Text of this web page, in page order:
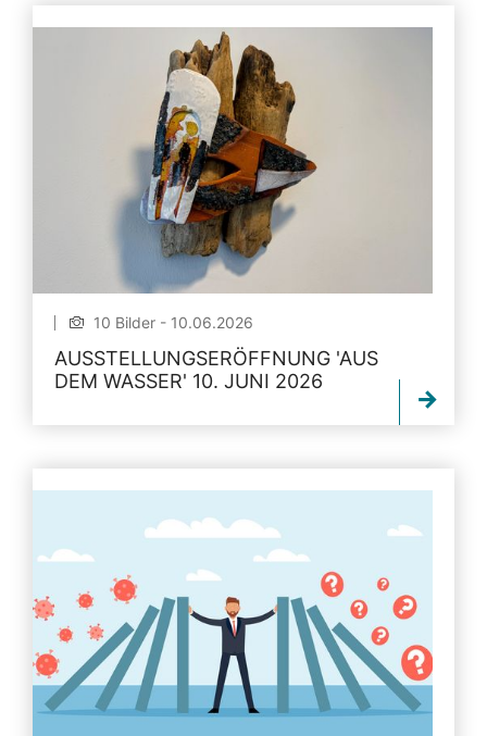
10 Bilder - 10.06.2026
AUSSTELLUNGSERÖFFNUNG 'AUS
DEM WASSER' 10. JUNI 2026